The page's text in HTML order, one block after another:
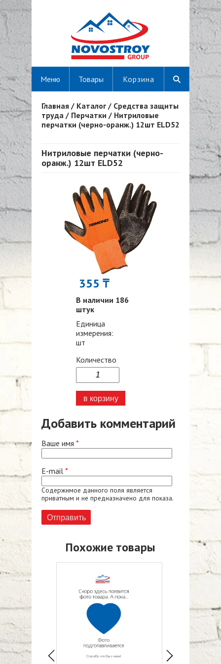
Корзина
Меню Товары
Вы здесь
Главная / Каталог / Средства защиты
труда / Перчатки / Нитриловые
перчатки (черно-оранж.) 12шт ELD52
Нитриловые перчатки (черно-
оранж.) 12шт ELD52
355 ₸
В наличии 186
штук
Единица
измерения:
шт
Количество
Добавить комментарий
Ваше имя *
E-mail *
Содержимое данного поля является
приватным и не предназначено для показа.
Похожие товары